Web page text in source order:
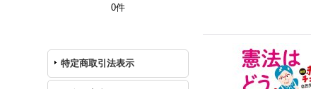
0件
特定商取引法表示